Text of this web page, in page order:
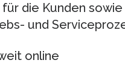
die Kunden
und
online